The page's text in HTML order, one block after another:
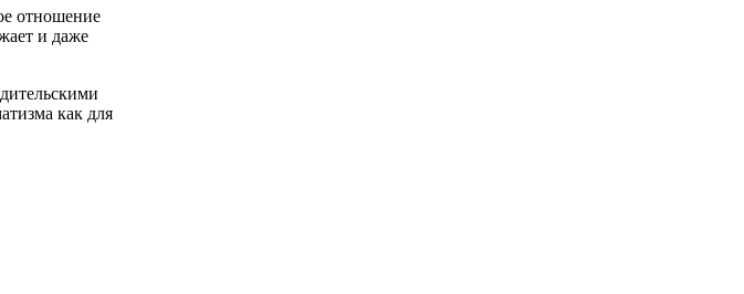
отношение
и даже
как для